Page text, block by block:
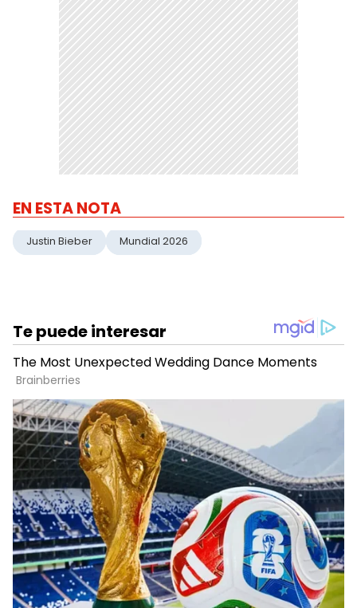
EN ESTA NOTA
Justin Bieber Mundial 2026